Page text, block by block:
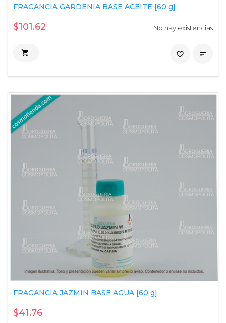
FRAGANCIA GARDENIA BASE ACEITE [60 g]
$101.62 No hay existencias
 
favorite_border
FRAGANCIA JAZMIN BASE AGUA [60 g]
$41.76